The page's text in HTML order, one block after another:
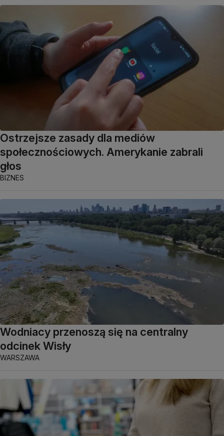
Ostrzejsze zasady dla mediów
społecznościowych. Amerykanie zabrali
głos
BIZNES
Wodniacy przenoszą się na centralny
odcinek Wisły
WARSZAWA